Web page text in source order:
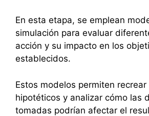
En esta etapa, se emplean
simulación para evaluar
acción y su impacto en los
establecidos.
Estos modelos permiten recrear
hipotéticos y analizar cómo las
tomadas podrían afectar el